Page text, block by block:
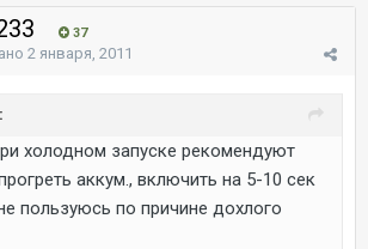
37
2 января, 2011
холодном запуске рекомендуют
аккум., включить на 5-10 сек
пользуюсь по причине дохлого